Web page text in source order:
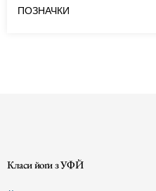
ПОЗНАЧКИ
Класи йоґи з УФЙ